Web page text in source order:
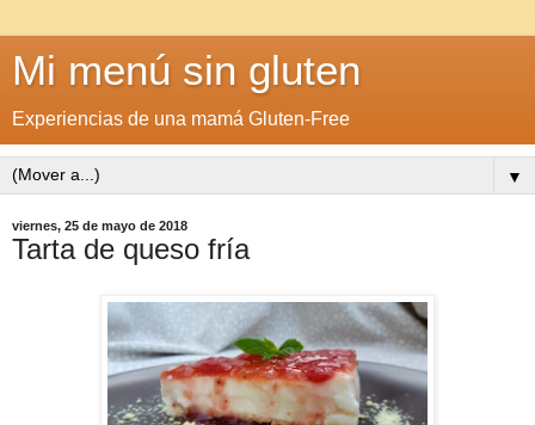
Mi menú sin gluten
Experiencias de una mamá Gluten-Free
▼
viernes, 25 de mayo de 2018
Tarta de queso fría